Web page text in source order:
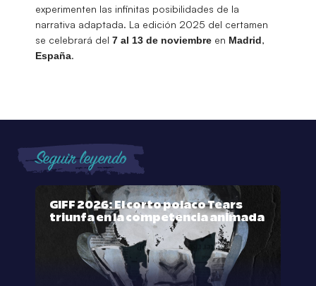
experimenten las infinitas posibilidades de la
narrativa adaptada. La edición 2025 del certamen
se celebrará del 7 al 13 de noviembre en Madrid,
España.
Seguir leyendo
GIFF 2026: El corto polaco Tears
triunfa en la competencia animada